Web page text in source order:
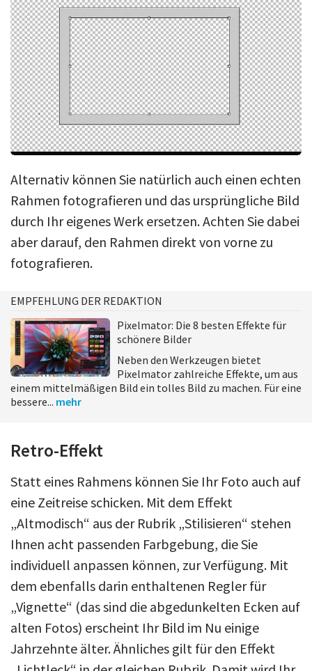
Alternativ können Sie natürlich auch einen echten
Rahmen fotografieren und das ursprüngliche Bild
durch Ihr eigenes Werk ersetzen. Achten Sie dabei
aber darauf, den Rahmen direkt von vorne zu
fotografieren.
EMPFEHLUNG DER REDAKTION
Pixelmator: Die 8 besten Effekte für
schönere Bilder
Neben den Werkzeugen bietet
Pixelmator zahlreiche Effekte, um aus
einem mittelmäßigen Bild ein tolles Bild zu machen. Für eine
bessere... mehr
Retro-Effekt
Statt eines Rahmens können Sie Ihr Foto auch auf
eine Zeitreise schicken. Mit dem Effekt
„Altmodisch“ aus der Rubrik „Stilisieren“ stehen
Ihnen acht passenden Farbgebung, die Sie
individuell anpassen können, zur Verfügung. Mit
dem ebenfalls darin enthaltenen Regler für
„Vignette“ (das sind die abgedunkelten Ecken auf
alten Fotos) erscheint Ihr Bild im Nu einige
Jahrzehnte älter. Ähnliches gilt für den Effekt